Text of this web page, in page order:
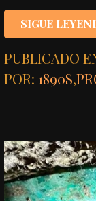
SIGUE
PUBLICADO
POR:1890S,